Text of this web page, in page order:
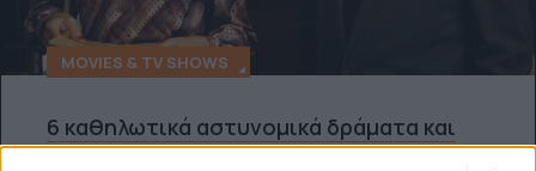
MOVIES & TV SHOWS
6 καθηλωτικά αστυνομικά δράματα και
ταινίες τρόμου από την Αργεντινή